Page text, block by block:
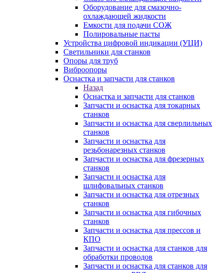
Оборудование для смазочно-
охлаждающей жидкости
Емкости для подачи СОЖ
Полировальные пасты
Устройства цифровой индикации (УЦИ)
Светильники для станков
Опоры для труб
Виброопоры
Оснастка и запчасти для станков
Назад
Оснастка и запчасти для станков
Запчасти и оснастка для токарных
станков
Запчасти и оснастка для сверлильных
станков
Запчасти и оснастка для
резьбонарезных станков
Запчасти и оснастка для фрезерных
станков
Запчасти и оснастка для
шлифовальных станков
Запчасти и оснастка для отрезных
станков
Запчасти и оснастка для гибочных
станков
Запчасти и оснастка для прессов и
КПО
Запчасти и оснастка для станков для
обработки проводов
Запчасти и оснастка для станков для